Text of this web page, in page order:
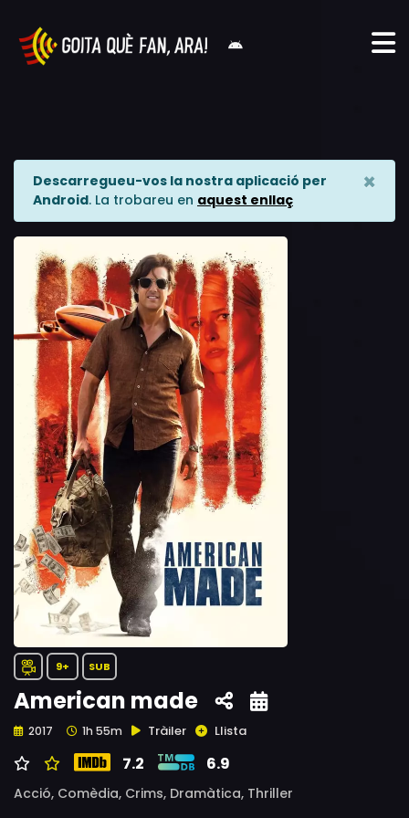
Descarregueu-vos la nostra aplicació per
Android. La trobareu en aquest enllaç
×
9+ SUB
American made
2017 1h 55m Tràiler Llista
7.2 6.9
Acció, Comèdia, Crims, Dramàtica, Thriller